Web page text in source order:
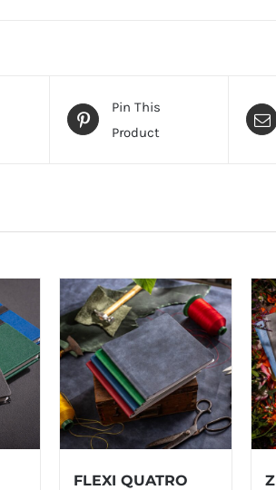
Pin This
Product
FLEXI QUATRO